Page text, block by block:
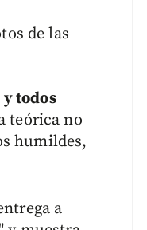
de las
todos
teórica no
humildes,
a